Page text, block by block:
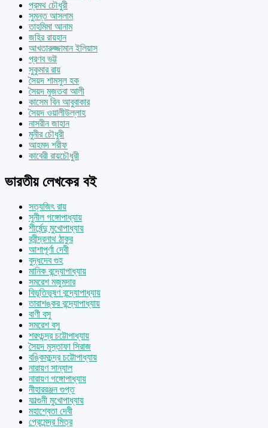
প্রমথ চৌধুরী
সুমন্ত আসলাম
তাহমিমা আনাম
জহির রায়হান
আখতারুজ্জামান ইলিয়াস
প্রণব ভট্ট
সুকুমার রায়
সৈয়দ শামসুল হক
সৈয়দ মুজতবা আলী
কাসেম বিন আবুবাকার
সৈয়দ ওয়ালীউল্লাহ
নাসরীন জাহান
মুনীর চৌধুরী
আহমদ শরীফ
কাবেরী রায়চৌধুরী
ভারতীয় লেখকের বই
সত্যজিৎ রায়
সুনীল গঙ্গোপাধ্যায়
শীর্ষেন্দু মুখোপাধ্যায়
রবীন্দ্রনাথ ঠাকুর
আশাপূর্ণা দেবী
বুদ্ধদেব গুহ
মানিক বন্দ্যোপাধ্যায়
সমরেশ মজুমদার
বিভূতিভূষণ বন্দ্যোপাধ্যায়
তারাশঙ্কর বন্দ্যোপাধ্যায়
বাণী বসু
সমরেশ বসু
শরৎচন্দ্র চট্টোপাধ্যায়
সৈয়দ মুস্তাফা সিরাজ
বঙ্কিমচন্দ্র চট্টোপাধ্যায়
নারায়ণ সান্যাল
নারায়ণ গঙ্গোপাধ্যায়
নীহাররঞ্জন গুপ্ত
ফাল্গুনী মুখোপাধ্যায়
মহাশ্বেতা দেবী
প্রেমেন্দ্র মিত্র